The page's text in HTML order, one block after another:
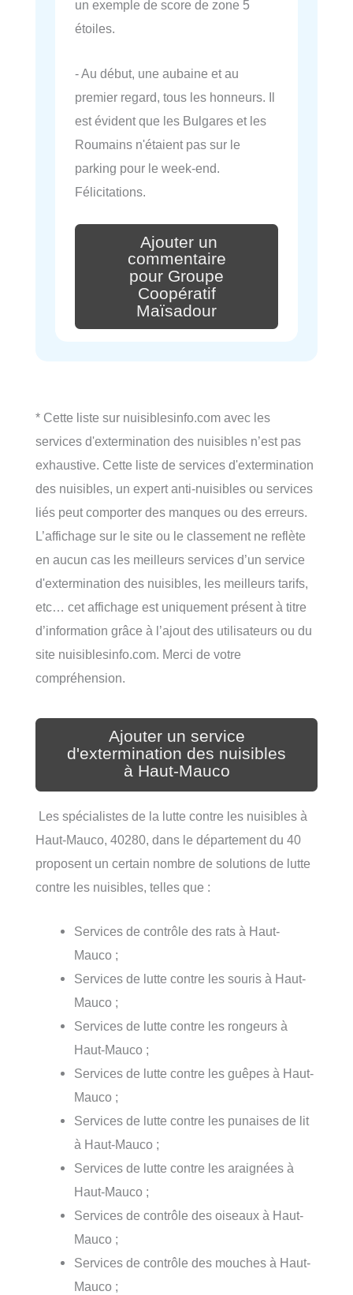
un exemple de score de zone 5
étoiles.
- Au début, une aubaine et au
premier regard, tous les honneurs. Il
est évident que les Bulgares et les
Roumains n'étaient pas sur le
parking pour le week-end.
Félicitations.
Ajouter un
commentaire
pour Groupe
Coopératif
Maïsadour
* Cette liste sur nuisiblesinfo.com avec les
services d'extermination des nuisibles n’est pas
exhaustive. Cette liste de services d'extermination
des nuisibles, un expert anti-nuisibles ou services
liés peut comporter des manques ou des erreurs.
L’affichage sur le site ou le classement ne reflète
en aucun cas les meilleurs services d’un service
d'extermination des nuisibles, les meilleurs tarifs,
etc… cet affichage est uniquement présent à titre
d’information grâce à l’ajout des utilisateurs ou du
site nuisiblesinfo.com. Merci de votre
compréhension.
Ajouter un service
d'extermination des nuisibles
à Haut-Mauco
Les spécialistes de la lutte contre les nuisibles à
Haut-Mauco, 40280, dans le département du 40
proposent un certain nombre de solutions de lutte
contre les nuisibles, telles que :
Services de contrôle des rats à Haut-
Mauco ;
Services de lutte contre les souris à Haut-
Mauco ;
Services de lutte contre les rongeurs à
Haut-Mauco ;
Services de lutte contre les guêpes à Haut-
Mauco ;
Services de lutte contre les punaises de lit
à Haut-Mauco ;
Services de lutte contre les araignées à
Haut-Mauco ;
Services de contrôle des oiseaux à Haut-
Mauco ;
Services de contrôle des mouches à Haut-
Mauco ;